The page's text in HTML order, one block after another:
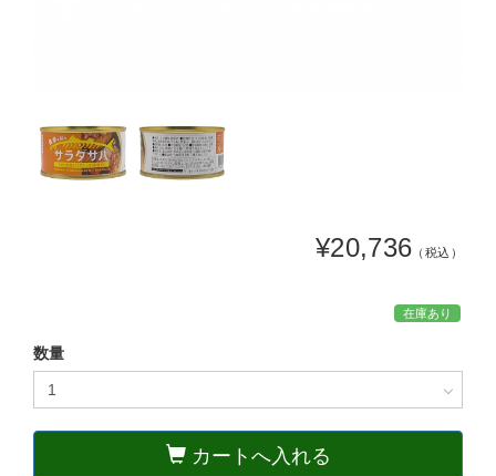
¥20,736 （税込）
在庫あり
数量
カートへ入れる